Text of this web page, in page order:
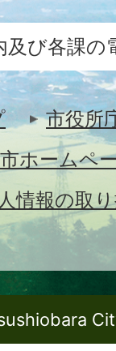
及び各課の
市役所
市ホームペ
情報の取